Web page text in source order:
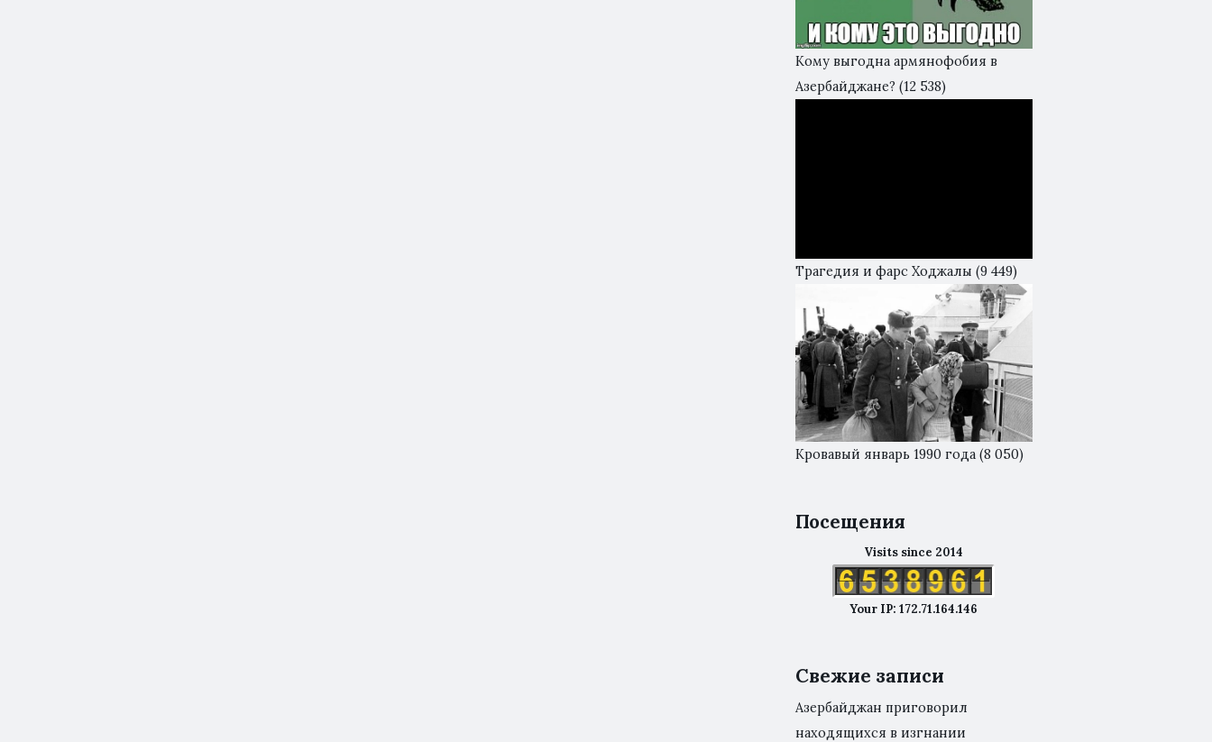
Кому выгодна армянофобия в
Азербайджане? (12 538)
Трагедия и фарс Ходжалы (9 449)
Кровавый январь 1990 года (8 050)
Посещения
Visits since 2014
Your IP: 172.71.164.146
Свежие записи
Азербайджан приговорил
находящихся в изгнании